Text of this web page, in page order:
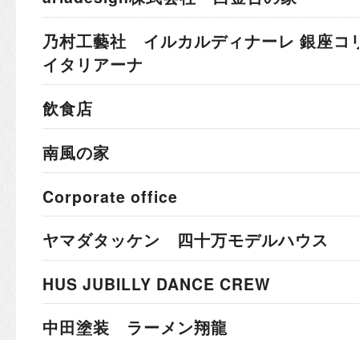
乃村工藝社 イルカルディナーレ 銀座
イタリアーナ
飲食店
南風の家
Corporate office
ヤマダタッケン 四十万モデルハウス
HUS JUBILLY DANCE CREW
中田塗装 ラーメン翔龍